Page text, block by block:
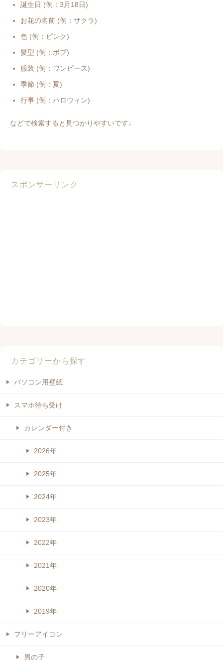
誕生日 (例：3月18日)
お花の名前 (例：サクラ)
色 (例：ピンク)
髪型 (例：ボブ)
服装 (例：ワンピース)
季節 (例：夏)
行事 (例：ハロウィン)
などで検索すると見つかりやすいです♩
スポンサーリンク
カテゴリーから探す
パソコン用壁紙
スマホ待ち受け
カレンダー付き
2026年
2025年
2024年
2023年
2022年
2021年
2020年
2019年
フリーアイコン
男の子